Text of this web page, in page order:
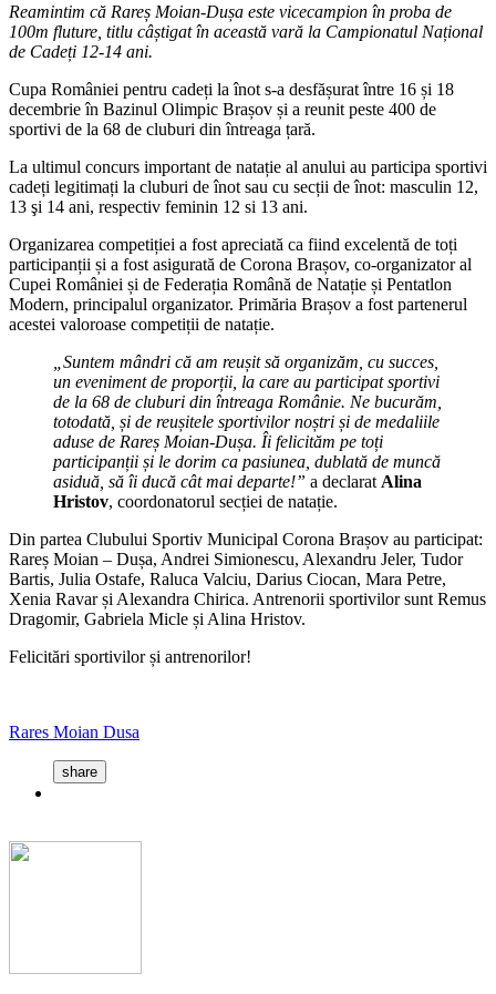
Reamintim că Rareș Moian-Dușa este vicecampion în proba de
100m fluture, titlu câștigat în această vară la Campionatul Național
de Cadeți 12-14 ani.
Cupa României pentru cadeți la înot s-a desfășurat între 16 și 18
decembrie în Bazinul Olimpic Brașov și a reunit peste 400 de
sportivi de la 68 de cluburi din întreaga țară.
La ultimul concurs important de natație al anului au participa sportivi
cadeți legitimați la cluburi de înot sau cu secții de înot: masculin 12,
13 şi 14 ani, respectiv feminin 12 si 13 ani.
Organizarea competiției a fost apreciată ca fiind excelentă de toți
participanții și a fost asigurată de Corona Brașov, co-organizator al
Cupei României și de Federația Română de Natație și Pentatlon
Modern, principalul organizator. Primăria Brașov a fost partenerul
acestei valoroase competiții de natație.
„Suntem mândri că am reușit să organizăm, cu succes,
un eveniment de proporții, la care au participat sportivi
de la 68 de cluburi din întreaga Românie. Ne bucurăm,
totodată, și de reușitele sportivilor noștri și de medaliile
aduse de Rareș Moian-Dușa. Îi felicităm pe toți
participanții și le dorim ca pasiunea, dublată de muncă
asiduă, să îi ducă cât mai departe!” a declarat Alina
Hristov, coordonatorul secției de natație.
Din partea Clubului Sportiv Municipal Corona Brașov au participat:
Rareș Moian – Dușa, Andrei Simionescu, Alexandru Jeler, Tudor
Bartis, Julia Ostafe, Raluca Valciu, Darius Ciocan, Mara Petre,
Xenia Ravar și Alexandra Chirica. Antrenorii sportivilor sunt Remus
Dragomir, Gabriela Micle și Alina Hristov.
Felicitări sportivilor și antrenorilor!
Rares Moian Dusa
share